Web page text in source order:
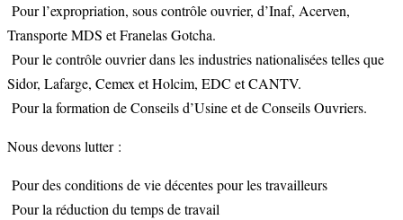
Pour l’expropriation, sous contrôle ouvrier, d’Inaf, Acerven,
Transporte MDS et Franelas Gotcha.
Pour le contrôle ouvrier dans les industries nationalisées telles que
Sidor, Lafarge, Cemex et Holcim, EDC et CANTV.
Pour la formation de Conseils d’Usine et de Conseils Ouvriers.
Nous devons lutter :
Pour des conditions de vie décentes pour les travailleurs
Pour la réduction du temps de travail